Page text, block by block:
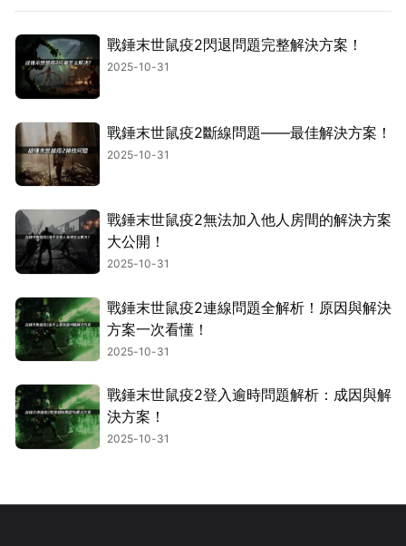
戰錘末世鼠疫2閃退問題完整解決方案！
2025-10-31
戰錘末世鼠疫2斷線問題——最佳解決方案！
2025-10-31
戰錘末世鼠疫2無法加入他人房間的解決方案
大公開！
2025-10-31
戰錘末世鼠疫2連線問題全解析！原因與解決
方案一次看懂！
2025-10-31
戰錘末世鼠疫2登入逾時問題解析：成因與解
決方案！
2025-10-31